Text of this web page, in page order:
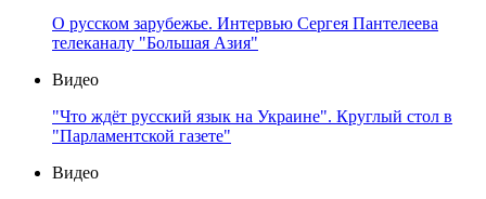
О русском зарубежье. Интервью Сергея Пантелеева
телеканалу "Большая Азия"
Видео
"Что ждёт русский язык на Украине". Круглый стол в
"Парламентской газете"
Видео